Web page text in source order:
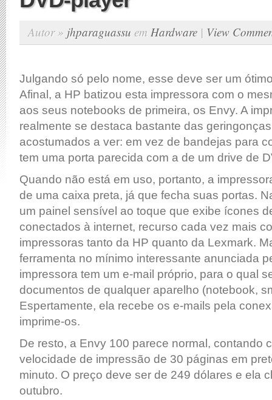
Autor » jhparaguassu em Hardware | View
Julgando só pelo nome, esse deve ser um
Afinal, a HP batizou esta impressora com o
aos seus notebooks de primeira, os Envy. A
realmente se destaca bastante das
acostumados a ver: em vez de bandejas para
tem uma porta parecida com a de um drive de
Quando não está em uso, portanto, a
de uma caixa preta, já que fecha suas portas.
um painel sensível ao toque que exibe ícones
conectados à internet, recurso cada vez mais
impressoras tanto da HP quanto da Lexmark.
ferramenta no mínimo interessante anunciada
impressora tem um e-mail próprio, para o qual
documentos de qualquer aparelho (notebook,
Espertamente, ela recebe os e-mails pela
imprime-os.
De resto, a Envy 100 parece normal, contando
velocidade de impressão de 30 páginas em
minuto. O preço deve ser de 249 dólares e ela
outubro.